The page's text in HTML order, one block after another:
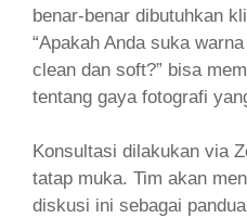
benar-benar dibutuhkan
“Apakah Anda suka
clean dan soft?” bisa
tentang gaya fotografi
Konsultasi dilakukan via
tatap muka. Tim akan
diskusi ini sebagai